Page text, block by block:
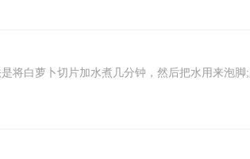
里与单元韵有同感，应把它们作为一个个语音整
将白萝卜切片加水煮几分钟，然后把水用来泡脚
效果。